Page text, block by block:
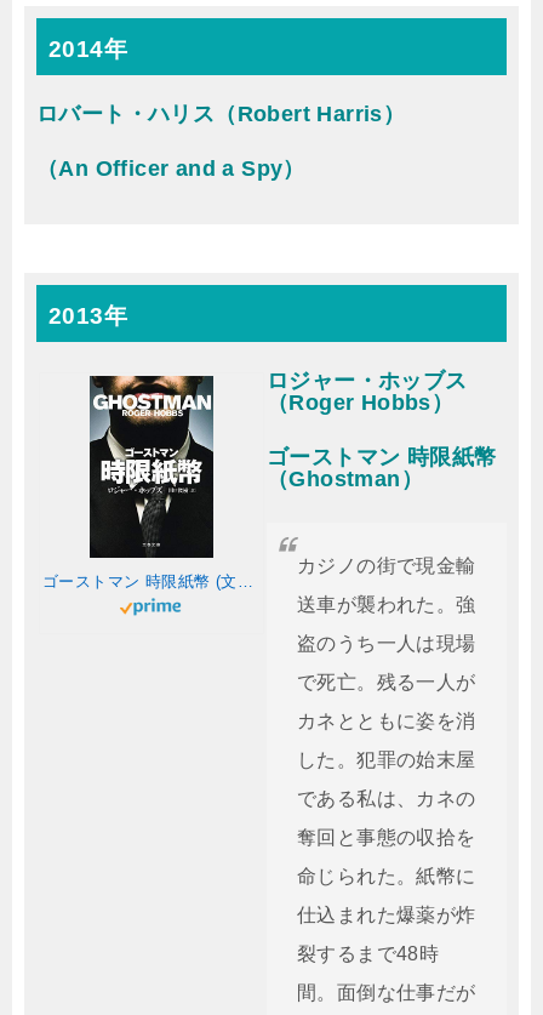
2014年
ロバート・ハリス（Robert Harris）
（An Officer and a Spy）
2013年
ゴーストマン 時限紙幣 (文春文庫 ホ 10-1)
ロジャー・ホッブス
（Roger Hobbs）
ゴーストマン 時限紙幣
（Ghostman）
カジノの街で現金輸
送車が襲われた。強
盗のうち一人は現場
で死亡。残る一人が
カネとともに姿を消
した。犯罪の始末屋
である私は、カネの
奪回と事態の収拾を
命じられた。紙幣に
仕込まれた爆薬が炸
裂するまで48時
間。面倒な仕事だが